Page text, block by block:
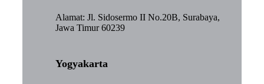
Alamat: Jl. Sidosermo II No.20B, Surabaya,
Jawa Timur 60239
Yogyakarta